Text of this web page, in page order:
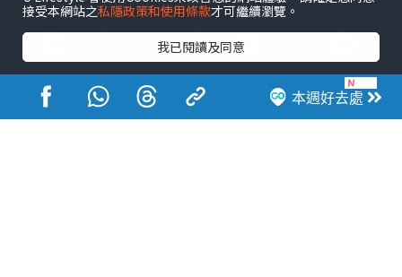
本週好去處
活動展覽 市集 開倉 尖沙咀好去處 銅鑼灣好去處
接受本網站之私隱政策和使用條款才可繼續瀏覽。
我已閱讀及同意